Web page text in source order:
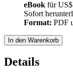
eBook für
Sofort
Format: PDF
In den Warenkorb
Details